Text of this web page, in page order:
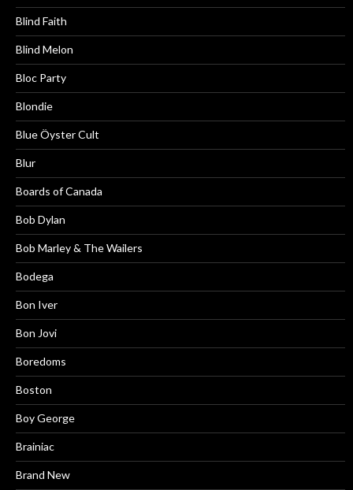
Blind Faith
Blind Melon
Bloc Party
Blondie
Blue Öyster Cult
Blur
Boards of Canada
Bob Dylan
Bob Marley & The Wailers
Bodega
Bon Iver
Bon Jovi
Boredoms
Boston
Boy George
Brainiac
Brand New